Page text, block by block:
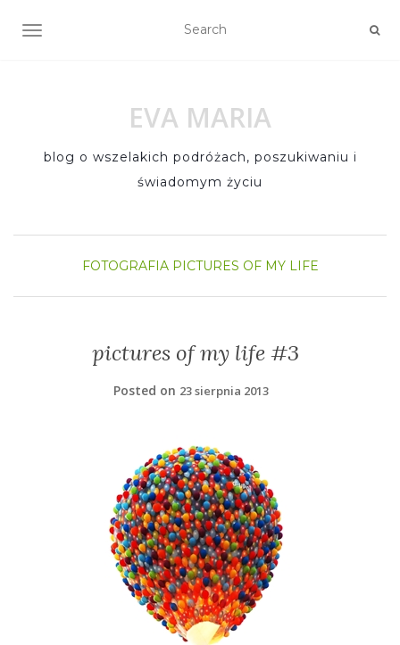
TOGGLE NAVIGATION
EVA MARIA
blog o wszelakich podróżach, poszukiwaniu i
świadomym życiu
FOTOGRAFIA PICTURES OF MY LIFE
pictures of my life #3
Posted on 23 sierpnia 2013